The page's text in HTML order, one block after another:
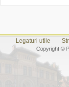
Legaturi utile
Copyright ©